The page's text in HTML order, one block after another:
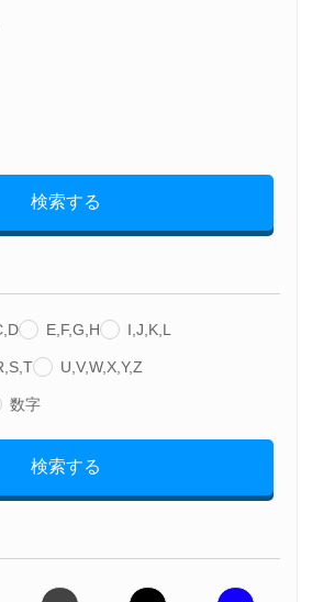
検索する
E,F,G,H I,J,K,L
U,V,W,X,Y,Z
数字
検索する